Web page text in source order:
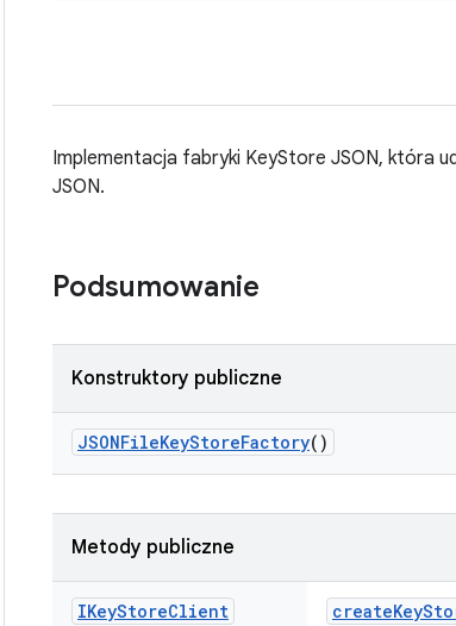
Implementacja fabryki KeyStore JSON, która
JSON.
Podsumowanie
Konstruktory publiczne
JSONFileKeyStoreFactory()
Metody publiczne
IKeyStoreClient createKey